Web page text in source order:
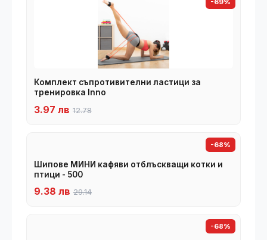
-69%
Комплект съпротивителни ластици за
тренировка Inno
3.97 лв 12.78
-68%
Шипове МИНИ кафяви отблъскващи котки и
птици - 500
9.38 лв 29.14
-68%